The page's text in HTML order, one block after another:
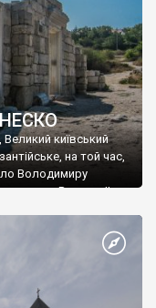
Великий київський
на той час,
Володимиру
Василю ІІ, та
християнином.
Таврійського